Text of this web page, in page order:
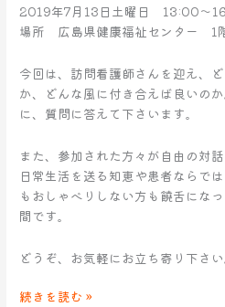
2019年7月13日土曜日 13:00～
場所 広島県健康福祉センター 1
今回は、訪問看護師さんを迎え、
か、どんな風に付き合えば良いの
に、質問に答えて下さいます。
また、参加された方々が自由の対
日常生活を送る知恵や患者ならで
もおしゃべりしない方も饒舌にな
間です。
どうぞ、お気軽にお立ち寄り下さい
続きを読む »